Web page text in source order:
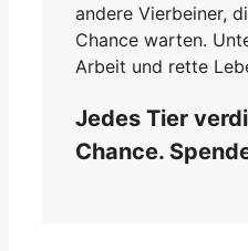
andere Vierbeiner,
Chance warten.
Arbeit und rette
Jedes Tier
Chance.